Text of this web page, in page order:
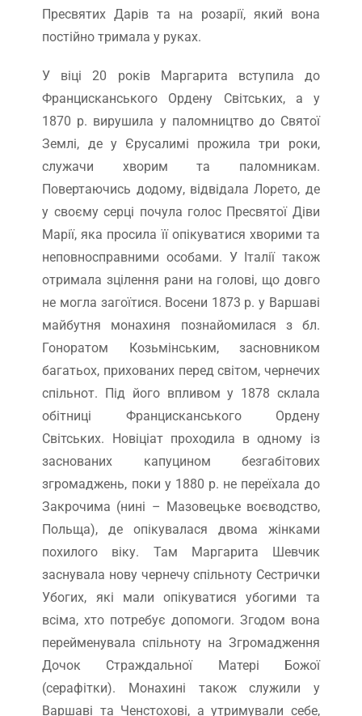
Пресвятих Дарів та на розарії, який вона
постійно тримала у руках.
У віці 20 років Маргарита вступила до
Францисканського Ордену Світських, а у
1870 р. вирушила у паломництво до Святої
Землі, де у Єрусалимі прожила три роки,
служачи хворим та паломникам.
Повертаючись додому, відвідала Лорето, де
у своєму серці почула голос Пресвятої Діви
Марії, яка просила її опікуватися хворими та
неповносправними особами. У Італії також
отримала зцілення рани на голові, що довго
не могла загоїтися. Восени 1873 р. у Варшаві
майбутня монахиня познайомилася з бл.
Гоноратом Козьмінським, засновником
багатьох, прихованих перед світом, чернечих
спільнот. Під його впливом у 1878 склала
обітниці Францисканського Ордену
Світських. Новіціат проходила в одному із
заснованих капуцином безгабітових
згромаджень, поки у 1880 р. не переїхала до
Закрочима (нині – Мазовецьке воєводство,
Польща), де опікувалася двома жінками
похилого віку. Там Маргарита Шевчик
заснувала нову чернечу спільноту Сестрички
Убогих, які мали опікуватися убогими та
всіма, хто потребує допомоги. Згодом вона
перейменувала спільноту на Згромадження
Дочок Страждальної Матері Божої
(серафітки). Монахині також служили у
Варшаві та Ченстохові, а утримували себе,